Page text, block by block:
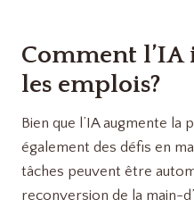
Comment
les emplois?
Bien que l’IA augmente
également des défis en
tâches peuvent être
reconversion de la main-